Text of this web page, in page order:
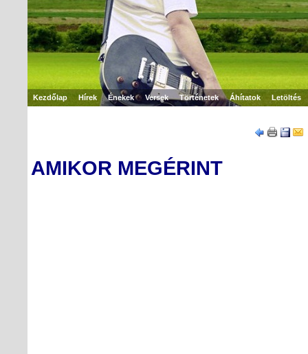
Kezdőlap Hírek Énekek Versek Történetek Áhítatok Letöltés
AMIKOR MEGÉRINT